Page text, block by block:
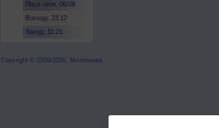
Посл.четв. 06/08
Восход: 23:12
Заход: 11:21
Copyright © 2009-2026, Метеонова